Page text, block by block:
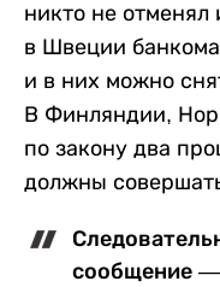
никто не
в Швеции
и в них можно
В Финляндии,
по закону два
должны
сообщение